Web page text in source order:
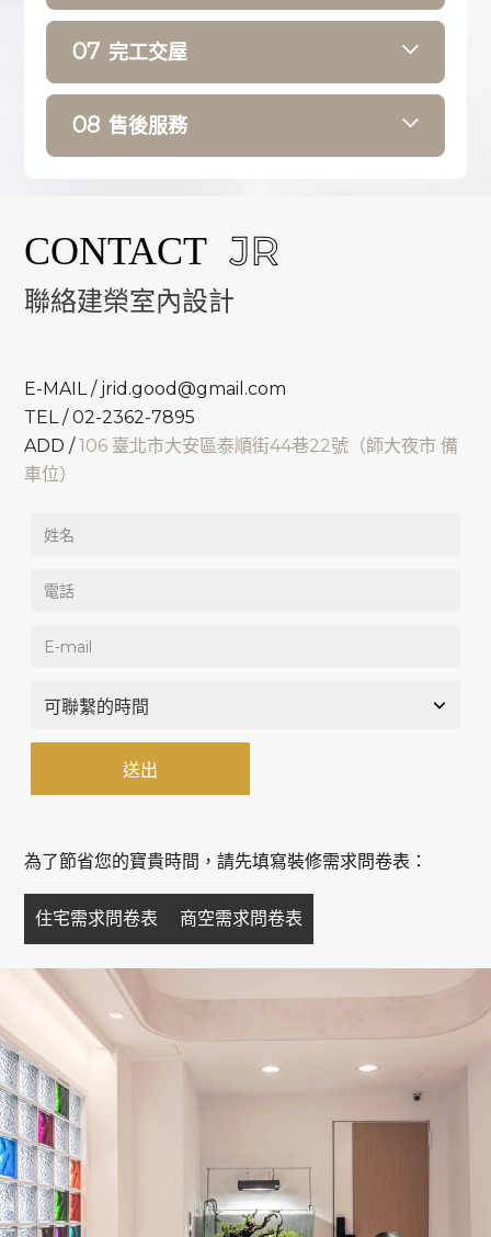
排定工程進度表
申請室内裝修
排定工程表
確認施作師傅
07 完工交屋
驗收交屋
支付尾款
08 售後服務
聯絡建榮室內設計
E-MAIL / jrid.good@gmail.com
TEL / 02-2362-7895
ADD /106 臺北市大安區泰順街44巷22號（師大夜市 備
車位）
為了節省您的寶貴時間，請先填寫裝修需求問卷表：
住宅需求問卷表 商空需求問卷表